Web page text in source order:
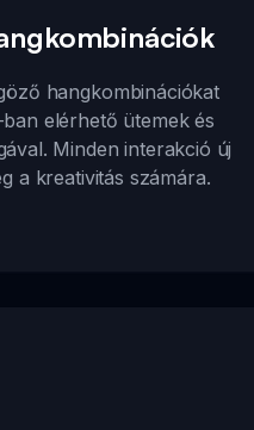
hangkombinációkat
elérhető ütemek és
Minden interakció új
a kreativitás számára.